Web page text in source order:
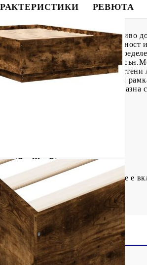
РЕВЮТА
рамка за легло! Тя е приветливо
качество с гладка повърхност
осигуряват добро
на тялото ви по време на
дизайн се отличава с
Полезно е да знаете:Тази
легло. Предлагаме
см (Д x Ш x В)
120 x 200 см (Ш x Д) (матракът не е